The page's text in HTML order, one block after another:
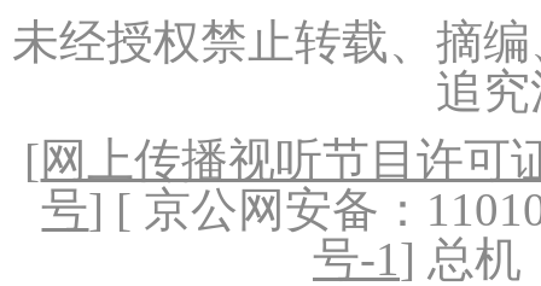
未经授权禁止转载、摘
追
[网上传播视听节目许可
号] [ 京公网安备：
号-1] 总机